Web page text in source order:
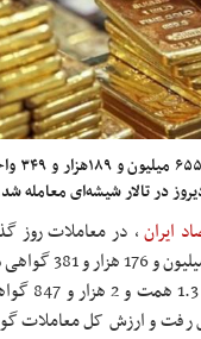
در
ایران ، در معاملات روز
کیلوگرم
رفت و ارزش کل معاملات